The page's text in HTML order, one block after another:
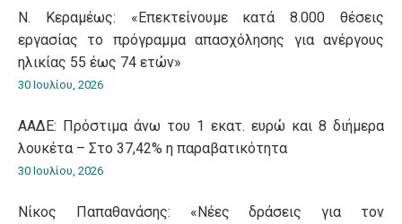
Ν. Κεραμέως: «Επεκτείνουμε κατά 8.000 θέσεις
εργασίας το πρόγραμμα απασχόλησης για ανέργους
ηλικίας 55 έως 74 ετών»
30 Ιουλίου, 2026
ΑΑΔΕ: Πρόστιμα άνω του 1 εκατ. ευρώ και 8 διήμερα
λουκέτα – Στο 37,42% η παραβατικότητα
30 Ιουλίου, 2026
Νίκος Παπαθανάσης: «Νέες δράσεις για τον